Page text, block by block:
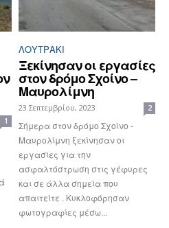
1
ΛΟΥΤΡΆΚΙ
Ξεκίνησαν οι εργασίες
στον δρόμο Σχοίνο –
Μαυρολίμνη
23 Σεπτεμβρίου, 2023 2
Σήμερα στον δρόμο Σχοίνο -
Μαυρολίμνη ξεκίνησαν οι
εργασίες για την
ασφαλτόστρωση στις γέφυρες
και σε άλλα σημεία που
απαιτείτε . Κυκλοφόρησαν
φωτογραφίες μέσω...